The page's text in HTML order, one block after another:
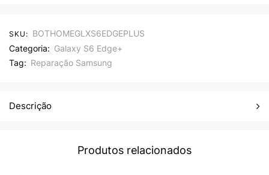
SKU: BOTHOMEGLXS6EDGEPLUS
Categoria: Galaxy S6 Edge+
Tag: Reparação Samsung
Descrição
Produtos relacionados